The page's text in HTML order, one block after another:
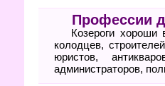
Профессии
Козероги хороши
колодцев,
юристов,
администраторов,